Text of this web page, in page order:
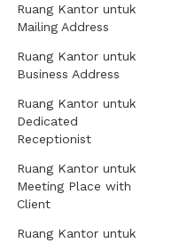
Ruang Kantor untuk
Mailing Address
Ruang Kantor untuk
Business Address
Ruang Kantor untuk
Dedicated
Receptionist
Ruang Kantor untuk
Meeting Place with
Client
Ruang Kantor untuk